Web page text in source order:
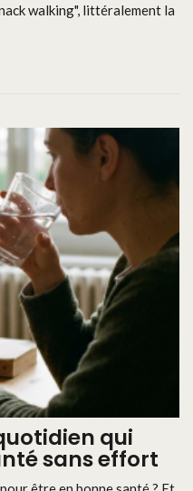
walking", littéralement la
qui
sans effort